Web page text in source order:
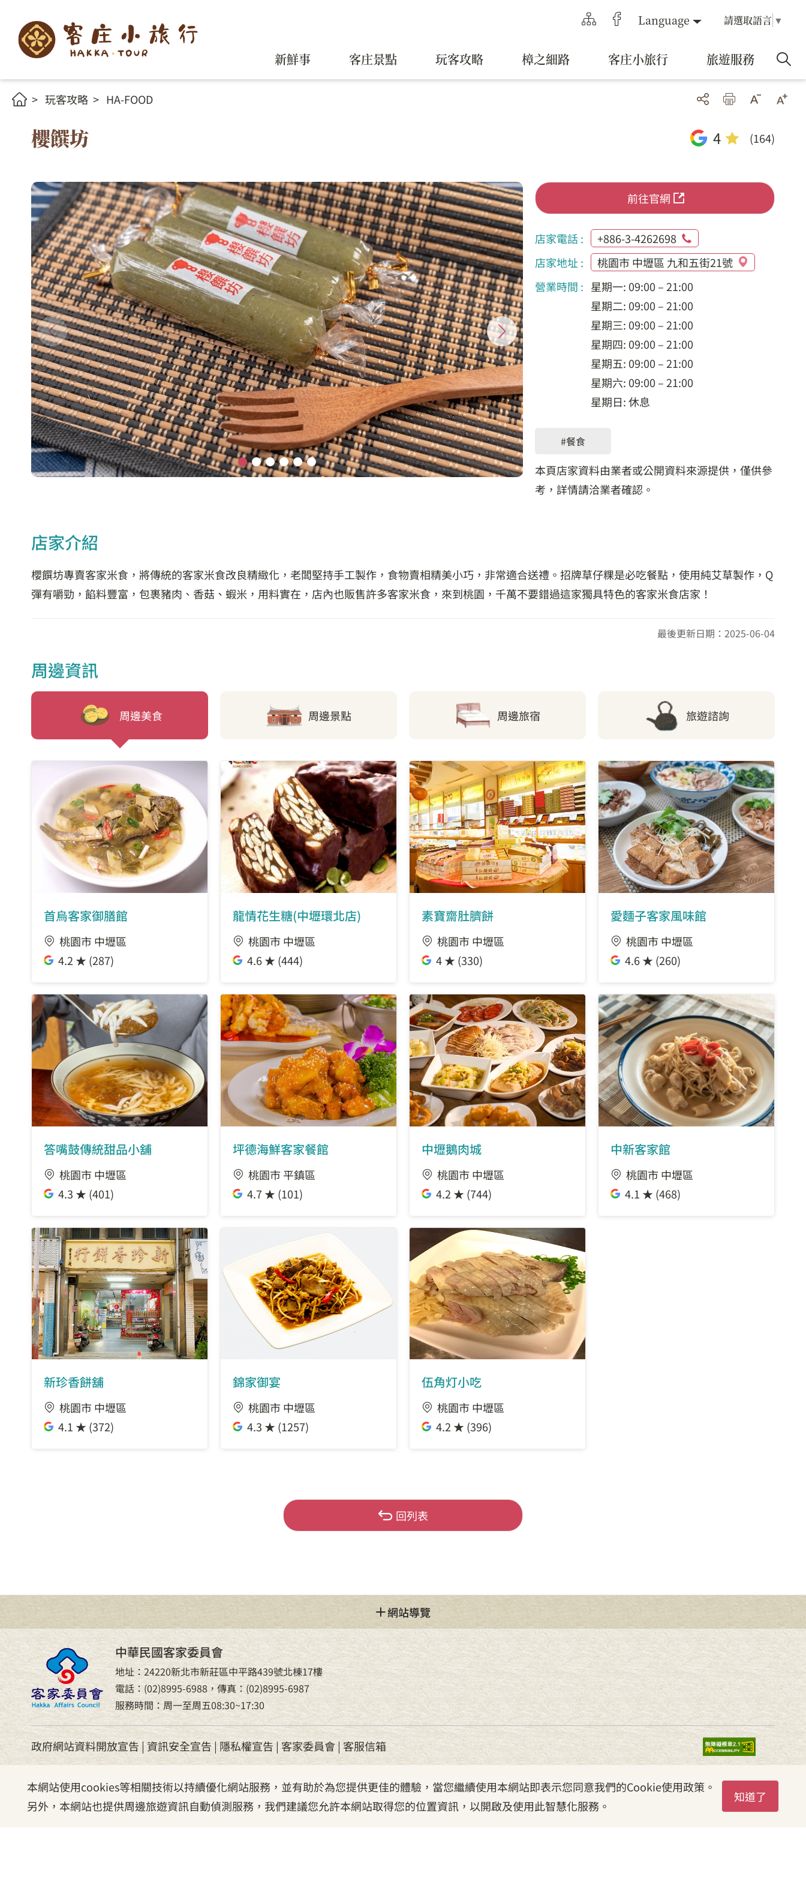
本網站使用cookies等相關技術以持續優化網站服務，並有助於為您提供更佳的體驗，當您繼續使用本網站即表示您同意我們的Cookie使用政策。
另外，本網站也提供周邊旅遊資訊自動偵測服務，我們建議您允許本網站取得您的位置資訊，以開啟及使用此智慧化服務。
知道了
Language 請選取語言 ▼
新鮮事 客庄景點 玩客攻略 樟之細路 客庄小旅行 旅遊服務
玩客攻略 HA-FOOD
櫻饌坊 4 (164)
前往官網
店家電話 :
+886-3-4262698
店家地址 :
桃園市 中壢區 九和五街21號
營業時間 : 星期一: 09:00 – 21:00
星期二: 09:00 – 21:00
星期三: 09:00 – 21:00
星期四: 09:00 – 21:00
星期五: 09:00 – 21:00
星期六: 09:00 – 21:00
星期日: 休息
#餐食
本頁店家資料由業者或公開資料來源提供，僅供參
考，詳情請洽業者確認。
店家介紹
櫻饌坊專賣客家米食，將傳統的客家米食改良精緻化，老闆堅持手工製作，食物賣相精美小巧，非常適合送禮。招牌草仔粿是必吃餐點，使用純艾草製作，Q
彈有嚼勁，餡料豐富，包裹豬肉、香菇、蝦米，用料實在，店內也販售許多客家米食，來到桃園，千萬不要錯過這家獨具特色的客家米食店家！
最後更新日期：2025-06-04
周邊資訊
周邊美食 周邊景點 周邊旅宿 旅遊諮詢
首烏客家御膳館
桃園市 中壢區
4.2 ★ (287)
龍情花生糖(中壢環北店)
桃園市 中壢區
4.6 ★ (444)
素寶齋肚臍餅
桃園市 中壢區
4 ★ (330)
愛麵子客家風味館
桃園市 中壢區
4.6 ★ (260)
答嘴鼓傳統甜品小舖
桃園市 中壢區
4.3 ★ (401)
坪德海鮮客家餐館
桃園市 平鎮區
4.7 ★ (101)
中壢鵝肉城
桃園市 中壢區
4.2 ★ (744)
中新客家館
桃園市 中壢區
4.1 ★ (468)
新珍香餅舖
桃園市 中壢區
4.1 ★ (372)
錦家御宴
桃園市 中壢區
4.3 ★ (1257)
伍角灯小吃
桃園市 中壢區
4.2 ★ (396)
回列表
網站導覽
中華民國客家委員會
地址：24220新北市新莊區中平路439號北棟17樓
電話：(02)8995-6988，傳真：(02)8995-6987
服務時間：周一至周五08:30~17:30
政府網站資料開放宣告|資訊安全宣告| 隱私權宣告 | 客家委員會| 客服信箱